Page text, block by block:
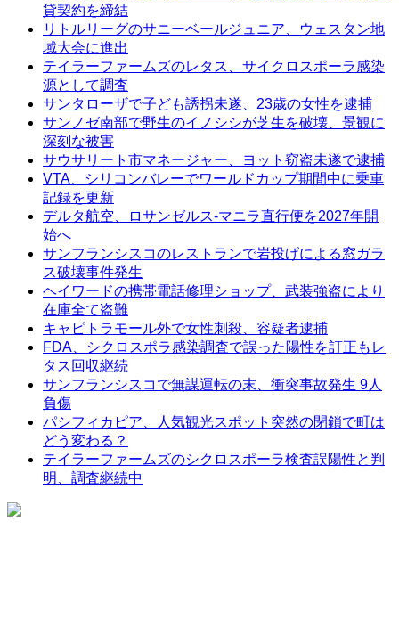
貸契約を締結
リトルリーグのサニーベールジュニア、ウェスタン地
域大会に進出
テイラーファームズのレタス、サイクロスポーラ感染
源として調査
サンタローザで子ども誘拐未遂、23歳の女性を逮捕
サンノゼ南部で野生のイノシシが芝生を破壊、景観に
深刻な被害
サウサリート市マネージャー、ヨット窃盗未遂で逮捕
VTA、シリコンバレーでワールドカップ期間中に乗車
記録を更新
デルタ航空、ロサンゼルス-マニラ直行便を2027年開
始へ
サンフランシスコのレストランで岩投げによる窓ガラ
ス破壊事件発生
ヘイワードの携帯電話修理ショップ、武装強盗により
在庫全て盗難
キャピトラモール外で女性刺殺、容疑者逮捕
FDA、シクロスポラ感染調査で誤った陽性を訂正もレ
タス回収継続
サンフランシスコで無謀運転の末、衝突事故発生 9人
負傷
パシフィカピア、人気観光スポット突然の閉鎖で町は
どう変わる？
テイラーファームズのシクロスポーラ検査誤陽性と判
明、調査継続中